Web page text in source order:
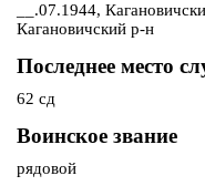
__.07.1944,
Кагановичский р-н
Последнее место
62 сд
Воинское звание
рядовой